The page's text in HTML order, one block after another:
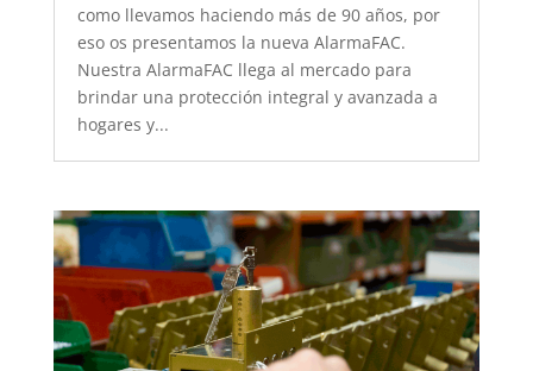
como llevamos haciendo más de 90 años, por
eso os presentamos la nueva AlarmaFAC.
Nuestra AlarmaFAC llega al mercado para
brindar una protección integral y avanzada a
hogares y...